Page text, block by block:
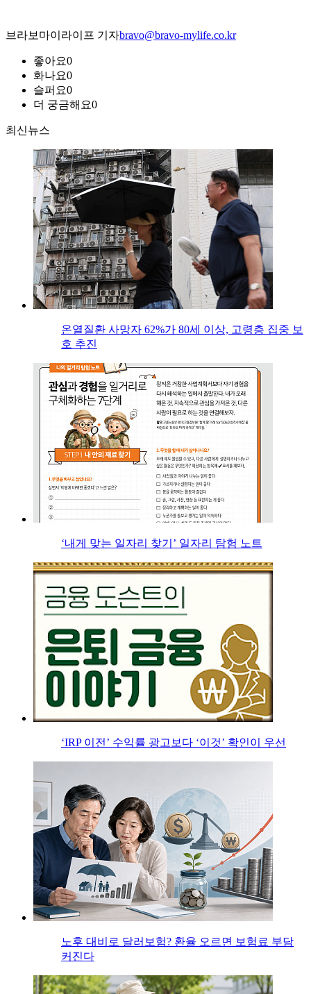
브라보마이라이프 기자bravo@bravo-mylife.co.kr
좋아요0
화나요0
슬퍼요0
더 궁금해요0
최신뉴스
온열질환 사망자 62%가 80세 이상, 고령층 집중 보
호 추진
‘내게 맞는 일자리 찾기’ 일자리 탐험 노트
‘IRP 이전’ 수익률 광고보다 ‘이것’ 확인이 우선
노후 대비로 달러보험? 환율 오르면 보험료 부담
커진다